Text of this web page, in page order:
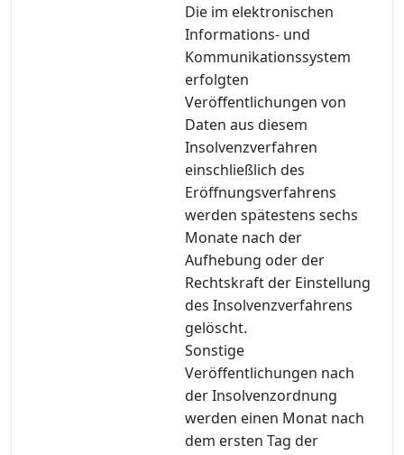
Die im elektronischen
Informations- und
Kommunikationssystem
erfolgten
Veröffentlichungen von
Daten aus diesem
Insolvenzverfahren
einschließlich des
Eröffnungsverfahrens
werden spätestens sechs
Monate nach der
Aufhebung oder der
Rechtskraft der Einstellung
des Insolvenzverfahrens
gelöscht.
Sonstige
Veröffentlichungen nach
der Insolvenzordnung
werden einen Monat nach
dem ersten Tag der